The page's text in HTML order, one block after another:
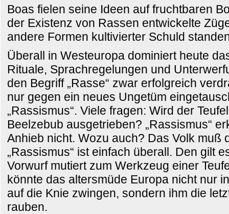
Boas fielen seine Ideen auf fruchtbaren
der Existenz von Rassen entwickelte
andere Formen kultivierter Schuld
Überall in Westeuropa dominiert heute
Rituale, Sprachregelungen und
den Begriff „Rasse“ zwar erfolgreich
nur gegen ein neues Ungetüm
„Rassismus“. Viele fragen: Wird der
Beelzebub ausgetrieben? „Rassismus“
Anhieb nicht. Wozu auch? Das Volk muß
„Rassismus“ ist einfach überall. Den gilt
Vorwurf mutiert zum Werkzeug einer
könnte das altersmüde Europa nicht nur
auf die Knie zwingen, sondern ihm die
rauben.